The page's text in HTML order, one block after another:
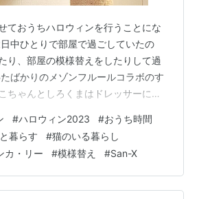
ておうちハロウィンを行うことにな
中ひとりで部屋で過ごしていたの
り、部屋の模様替えをしたりして過
ばかりのメゾンフルールコラボのす
ちゃんとしろくまはドレッサーに飾
メンタルサーカスのシャッポちゃん
飾ることにしました。 黒がアクセン
ちゃんはちょっと部屋に合わないな
ですが、まとめてみると統一感が出
ます。 痛々しいオタ部屋から脱却す
#ハロウィン2023 #おうち時間
暮らす #猫のいる暮らし
カ・リー #模様替え #San-X